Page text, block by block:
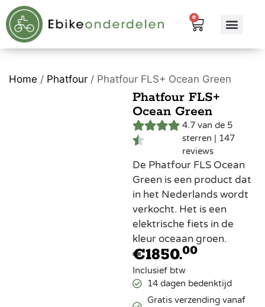
0
Home / Phatfour / Phatfour FLS+ Ocean Green
Phatfour FLS+
Ocean Green
4.7 van de 5
sterren | 147
reviews
De Phatfour FLS Ocean
Green is een product dat
in het Nederlands wordt
verkocht. Het is een
elektrische fiets in de
kleur oceaan groen.
€1850.00
Inclusief btw
14 dagen bedenktijd
Gratis verzending vanaf